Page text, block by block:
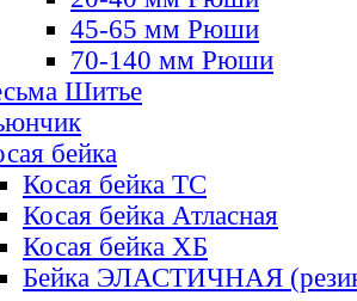
45-65 мм Рюши
70-140 мм Рюши
Шитье
бейка
Косая бейка ТС
Косая бейка Атласная
Косая бейка ХБ
Бейка ЭЛАСТИЧНАЯ